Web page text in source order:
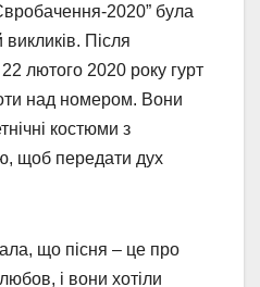
2020” була
Після
лютого 2020 року гурт
над номером. Вони
костюми з
щоб передати дух
що пісня – це про
і вони хотіли